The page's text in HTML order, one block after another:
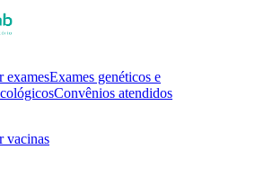
examesExames genéticos e
Convênios atendidos
vacinas